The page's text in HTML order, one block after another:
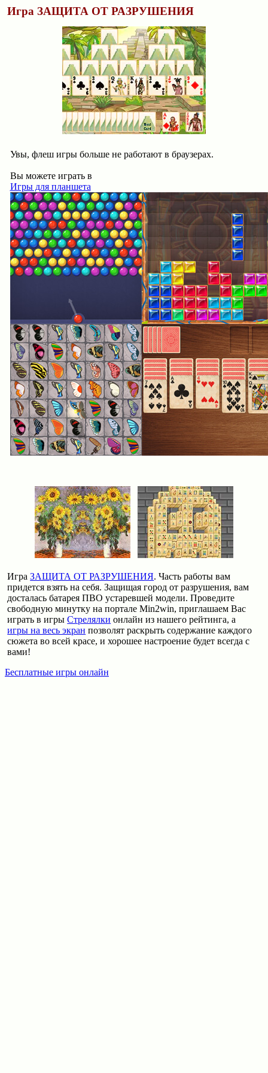
Игра ЗАЩИТА ОТ РАЗРУШЕНИЯ
Увы, флеш игры больше не работают в браузерах.
Вы можете играть в
Игры для планшета
ИграЗАЩИТА ОТ РАЗРУШЕНИЯ. Часть работы вам
придется взять на себя. Защищая город от разрушения, вам
досталась батарея ПВО устаревшей модели. Проведите
свободную минутку на портале Min2win, приглашаем Вас
играть в игрыСтрелялки онлайн из нашего рейтинга, а
игры на весь экран позволят раскрыть содержание каждого
сюжета во всей красе, и хорошее настроение будет всегда с
вами!
Бесплатные игры онлайн